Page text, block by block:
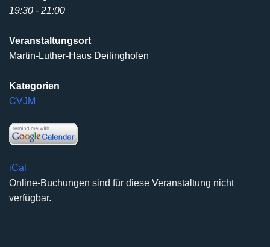
19:30 - 21:00
Veranstaltungsort
Martin-Luther-Haus Deilinghofen
Kategorien
CVJM
iCal
Online-Buchungen sind für diese Veranstaltung nicht
verfügbar.